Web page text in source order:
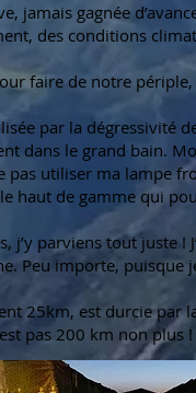
jamais gagnée
des conditions
faire de notre
par la dégressivité
dans le grand bain.
pas utiliser ma lampe
haut de gamme qui
parviens tout juste !
Peu importe, puisque
25km, est durcie par
pas 200 km non plus !